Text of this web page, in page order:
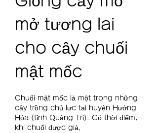
mở tương lai
cho cây chuối
mật mốc
Chuối mật mốc là một trong những
cây trồng chủ lực tại huyện Hướng
Hóa (tỉnh Quảng Trị). Có thời điểm,